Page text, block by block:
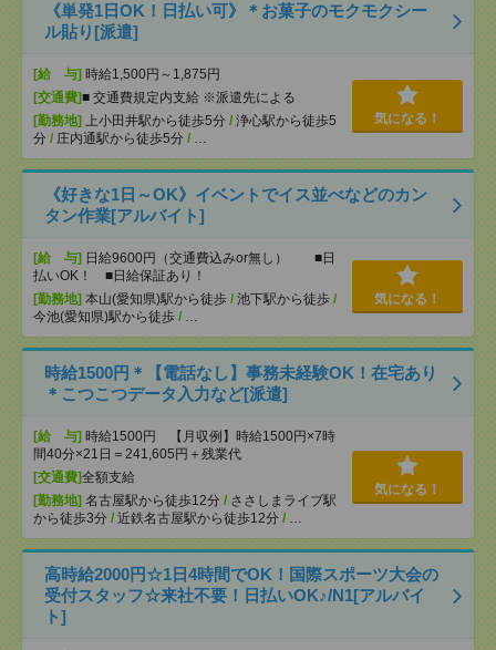
《単発1日OK！日払い可》＊お菓子のモクモクシー
ル貼り[派遣]
[給 与] 時給1,500円～1,875円
[交通費]■ 交通費規定内支給 ※派遣先による
[勤務地] 上小田井駅から徒歩5分 / 浄心駅から徒歩5
分 / 庄内通駅から徒歩5分 / …
気になる！
《好きな1日～OK》イベントでイス並べなどのカン
タン作業[アルバイト]
[給 与] 日給9600円（交通費込みor無し） ■日
払いOK！ ■日給保証あり！
[勤務地] 本山(愛知県)駅から徒歩 / 池下駅から徒歩 /
今池(愛知県)駅から徒歩 / …
気になる！
時給1500円＊【電話なし】事務未経験OK！在宅あり
＊こつこつデータ入力など[派遣]
[給 与] 時給1500円 【月収例】時給1500円×7時
間40分×21日＝241,605円＋残業代
[交通費]全額支給
[勤務地] 名古屋駅から徒歩12分 / ささしまライブ駅
から徒歩3分 / 近鉄名古屋駅から徒歩12分 / …
気になる！
高時給2000円☆1日4時間でOK！国際スポーツ大会の
受付スタッフ☆来社不要！日払いOK♪/N1[アルバイ
ト]